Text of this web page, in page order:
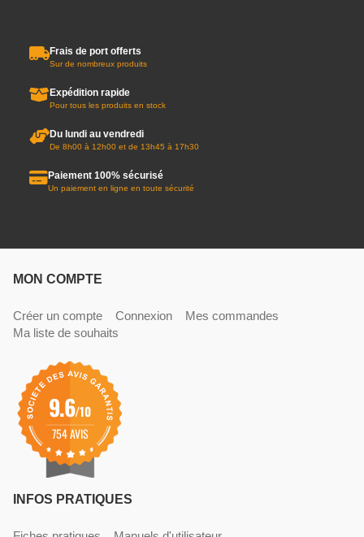
Frais de port offerts
Sur de nombreux produits
Expédition rapide
Pour tous les produits en stock
Du lundi au vendredi
De 8h00 à 12h00 et de 13h45 à 17h30
Paiement 100% sécurisé
Un paiement en ligne en toute sécurité
MON COMPTE
Créer un compte Connexion
Mes commandes
Ma liste de souhaits
9.6/10
754 AVIS
INFOS PRATIQUES